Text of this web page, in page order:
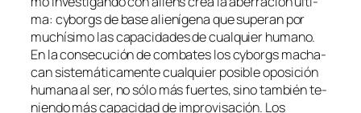
ma: cy­borgs de ba­se alie­ní­ge­na que su­pe­ran por
mu­chí­si­mo las ca­pa­ci­da­des de cual­quier hu­mano.
En la con­se­cu­ción de com­ba­tes los cy­borgs ma­cha­
can sis­te­má­ti­ca­men­te cual­quier po­si­ble opo­si­ción
hu­ma­na al ser, no só­lo más fuer­tes, sino tam­bién te­
nien­do más ca­pa­ci­dad de im­pro­vi­sa­ción. Los